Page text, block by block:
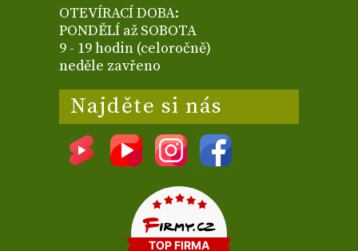
OTEVÍRACÍ DOBA:
PONDĚLÍ až SOBOTA
9 - 19 hodin (celoročně)
neděle zavřeno
Najděte si nás